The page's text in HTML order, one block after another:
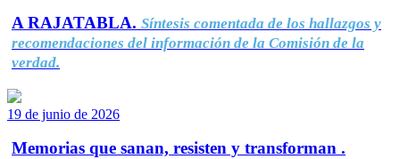
A RAJATABLA. Síntesis comentada de los hallazgos y
recomendaciones del información de la Comisión de la
verdad.
19 de junio de 2026
Memorias que sanan, resisten y transforman .